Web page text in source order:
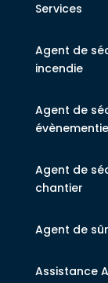
Services
Agent de
incendie
Agent de
Agent de
chantier
Agent de
Assistance